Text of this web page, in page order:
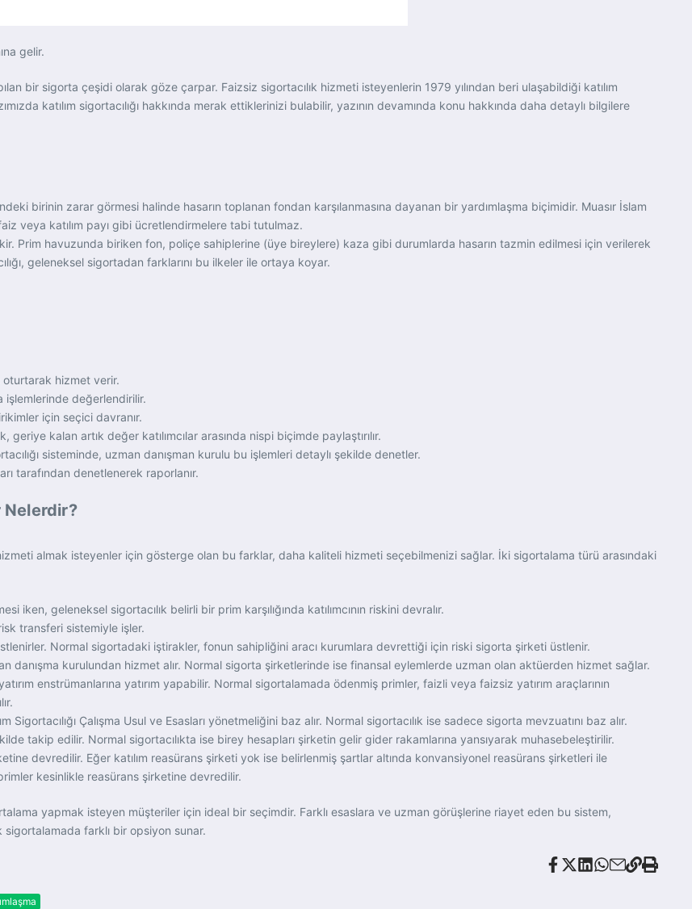
gelir.
bir sigorta çeşidi olarak göze çarpar. Faizsiz sigortacılık hizmeti isteyenlerin 1979 yılından beri ulaşabildiği katılım
katılım sigortacılığı hakkında merak ettiklerinizi bulabilir, yazının devamında konu hakkında daha detaylı bilgilere
birinin zarar görmesi halinde hasarın toplanan fondan karşılanmasına dayanan bir yardımlaşma biçimidir. Muasır İslam
veya katılım payı gibi ücretlendirmelere tabi tutulmaz.
Prim havuzunda biriken fon, poliçe sahiplerine (üye bireylere) kaza gibi durumlarda hasarın tazmin edilmesi için verilerek
geleneksel sigortadan farklarını bu ilkeler ile ortaya koyar.
oturtarak hizmet verir.
işlemlerinde değerlendirilir.
için seçici davranır.
kalan artık değer katılımcılar arasında nispi biçimde paylaştırılır.
sisteminde, uzman danışman kurulu bu işlemleri detaylı şekilde denetler.
tarafından denetlenerek raporlanır.
Nelerdir?
almak isteyenler için gösterge olan bu farklar, daha kaliteli hizmeti seçebilmenizi sağlar. İki sigortalama türü arasındaki
iken, geleneksel sigortacılık belirli bir prim karşılığında katılımcının riskini devralır.
risk transferi sistemiyle işler.
Normal sigortadaki iştirakler, fonun sahipliğini aracı kurumlara devrettiği için riski sigorta şirketi üstlenir.
danışma kurulundan hizmet alır. Normal sigorta şirketlerinde ise finansal eylemlerde uzman olan aktüerden hizmet sağlar.
enstrümanlarına yatırım yapabilir. Normal sigortalamada ödenmiş primler, faizli veya faizsiz yatırım araçlarının
Sigortacılığı Çalışma Usul ve Esasları yönetmeliğini baz alır. Normal sigortacılık ise sadece sigorta mevzuatını baz alır.
takip edilir. Normal sigortacılıkta ise birey hesapları şirketin gelir gider rakamlarına yansıyarak muhasebeleştirilir.
devredilir. Eğer katılım reasürans şirketi yok ise belirlenmiş şartlar altında konvansiyonel reasürans şirketleri ile
kesinlikle reasürans şirketine devredilir.
yapmak isteyen müşteriler için ideal bir seçimdir. Farklı esaslara ve uzman görüşlerine riayet eden bu sistem,
farklı bir opsiyon sunar.